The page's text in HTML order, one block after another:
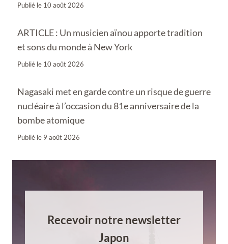
Publié le 10 août 2026
ARTICLE : Un musicien aïnou apporte tradition
et sons du monde à New York
Publié le 10 août 2026
Nagasaki met en garde contre un risque de guerre
nucléaire à l’occasion du 81e anniversaire de la
bombe atomique
Publié le 9 août 2026
Recevoir notre newsletter
Japon